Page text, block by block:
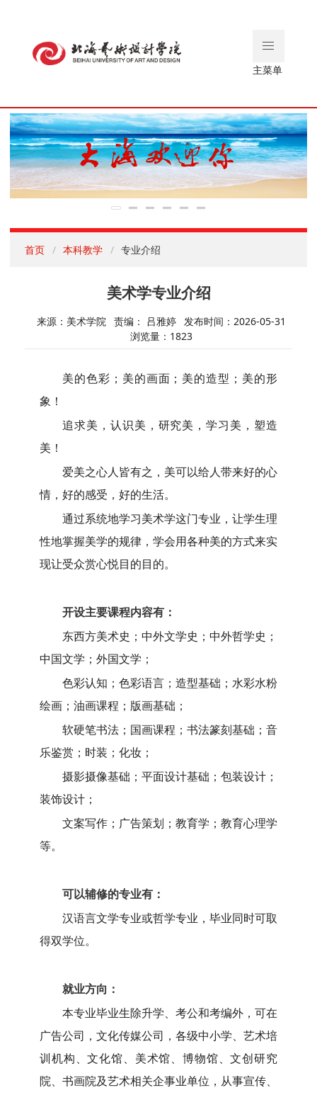
主菜单
首页 本科教学 专业介绍
美术学专业介绍
来源：美术学院 责编： 吕雅婷
发布时间：2026-05-31
浏览量： 1823
美的色彩；美的画面；美的造型；美的形
象！
追求美，认识美，研究美，学习美，塑造
美！
爱美之心人皆有之，美可以给人带来好的心
情，好的感受，好的生活。
通过系统地学习美术学这门专业，让学生理
性地掌握美学的规律，学会用各种美的方式来实
现让受众赏心悦目的目的。
开设主要课程内容有：
东西方美术史；中外文学史；中外哲学史；
中国文学；外国文学；
色彩认知；色彩语言；造型基础；水彩水粉
绘画；油画课程；版画基础；
软硬笔书法；国画课程；书法篆刻基础；音
乐鉴赏；时装；化妆；
摄影摄像基础；平面设计基础；包装设计；
装饰设计；
文案写作；广告策划；教育学；教育心理学
等。
可以辅修的专业有：
汉语言文学专业或哲学专业，毕业同时可取
得双学位。
就业方向：
本专业毕业生除升学、考公和考编外，可在
广告公司，文化传媒公司，各级中小学、艺术培
训机构、文化馆、美术馆、博物馆、文创研究
院、书画院及艺术相关企事业单位，从事宣传、